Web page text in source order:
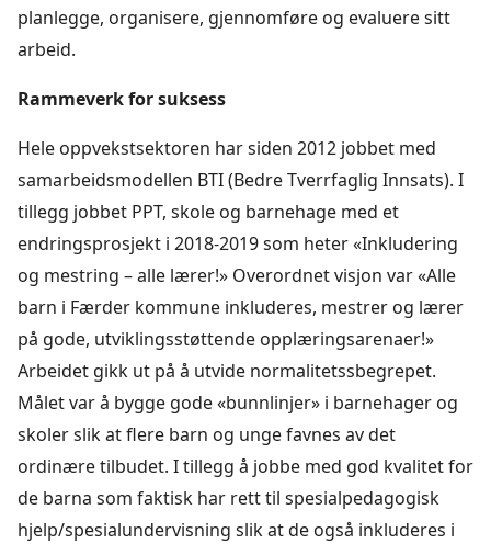
planlegge, organisere, gjennomføre og evaluere sitt
arbeid.
Rammeverk for suksess
Hele oppvekstsektoren har siden 2012 jobbet med
samarbeidsmodellen BTI (Bedre Tverrfaglig Innsats). I
tillegg jobbet PPT, skole og barnehage med et
endringsprosjekt i 2018-2019 som heter «Inkludering
og mestring – alle lærer!» Overordnet visjon var «Alle
barn i Færder kommune inkluderes, mestrer og lærer
på gode, utviklingsstøttende opplæringsarenaer!»
Arbeidet gikk ut på å utvide normalitetssbegrepet.
Målet var å bygge gode «bunnlinjer» i barnehager og
skoler slik at flere barn og unge favnes av det
ordinære tilbudet. I tillegg å jobbe med god kvalitet for
de barna som faktisk har rett til spesialpedagogisk
hjelp/spesialundervisning slik at de også inkluderes i